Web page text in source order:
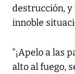
destrucción, y
innoble
“¡Apelo a las
alto al fuego,